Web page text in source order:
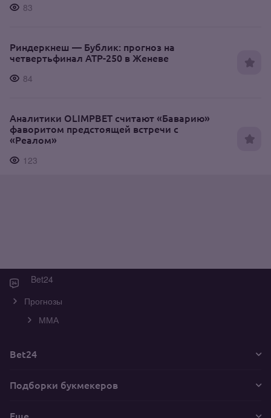
83
Риндеркнеш — Бублик: прогноз на
четвертьфинал ATP-250 в Женеве
84
Аналитики OLIMPBET считают «Баварию»
фаворитом предстоящей встречи с
«Реалом»
123
Bet24
Прогнозы
ММА
Bet24
Подборки букмекеров